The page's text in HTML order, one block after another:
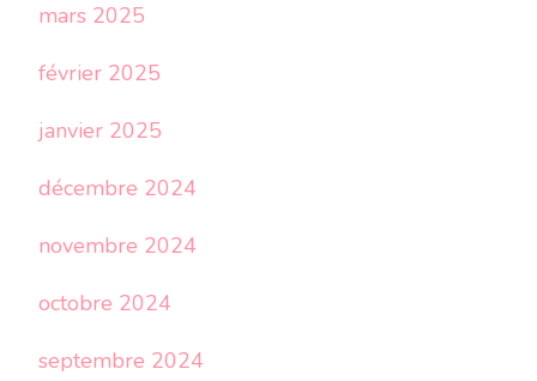
mars 2025
février 2025
janvier 2025
décembre 2024
novembre 2024
octobre 2024
septembre 2024